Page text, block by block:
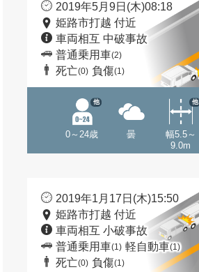
2019年5月9日(木)08:18
姫路市打越 付近
車両相互 中破事故
普通乗用車(2)
死亡(0) 負傷(1)
0～24歳
他
曇
幅5.5～
9.0m
他
2019年1月17日(木)15:50
姫路市打越 付近
車両相互 小破事故
普通乗用車(1) 軽自動車(1)
死亡(0) 負傷(1)